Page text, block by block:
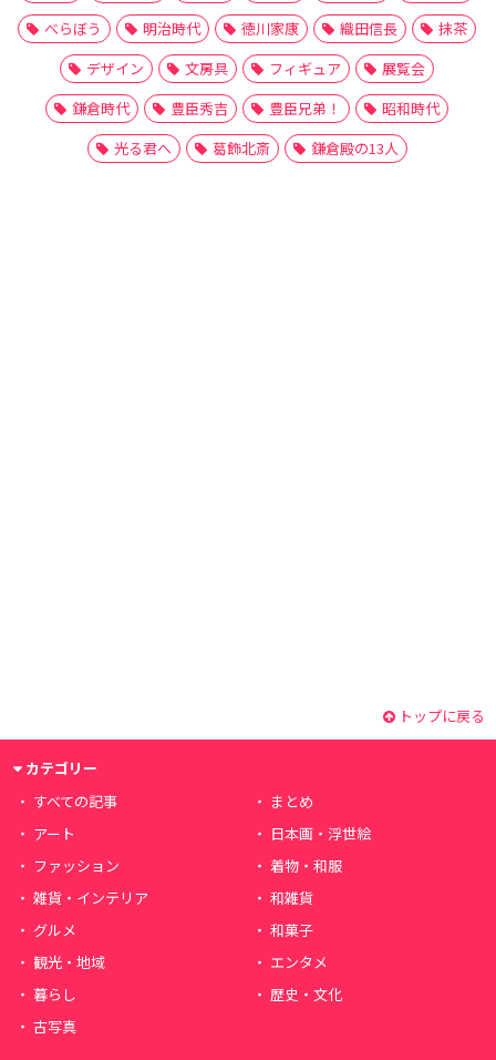
べらぼう
明治時代 徳川家康 織田信長
抹茶
デザイン
文房具 フィギュア
展覧会
鎌倉時代
豊臣秀吉 豊臣兄弟！
昭和時代
光る君へ
葛飾北斎 鎌倉殿の13人
トップに戻る
カテゴリー
すべての記事
まとめ
アート
日本画・浮世絵
ファッション
着物・和服
雑貨・インテリア
和雑貨
グルメ
和菓子
観光・地域
エンタメ
暮らし
歴史・文化
古写真